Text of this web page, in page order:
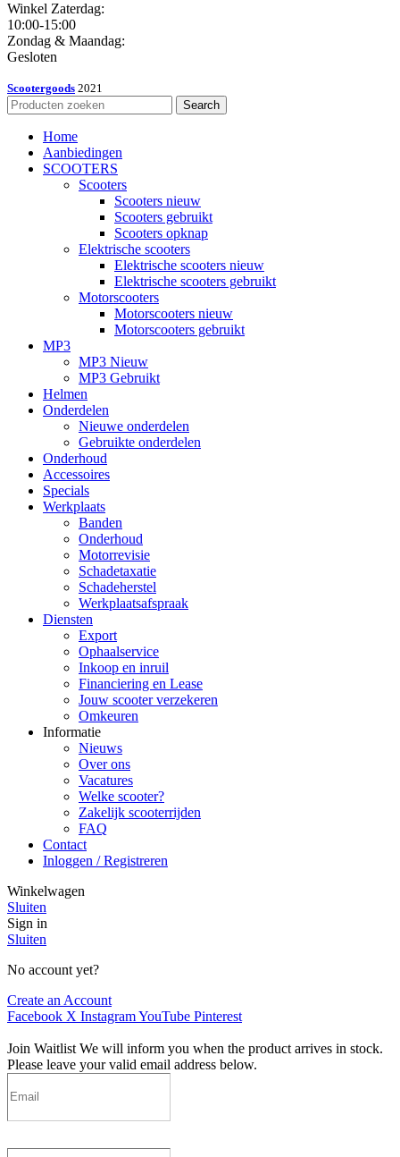
Winkel Zaterdag:
10:00-15:00
Zondag & Maandag:
Gesloten
Scootergoods 2021
Search
Home
Aanbiedingen
SCOOTERS
Scooters
Scooters nieuw
Scooters gebruikt
Scooters opknap
Elektrische scooters
Elektrische scooters nieuw
Elektrische scooters gebruikt
Motorscooters
Motorscooters nieuw
Motorscooters gebruikt
MP3
MP3 Nieuw
MP3 Gebruikt
Helmen
Onderdelen
Nieuwe onderdelen
Gebruikte onderdelen
Onderhoud
Accessoires
Specials
Werkplaats
Banden
Onderhoud
Motorrevisie
Schadetaxatie
Schadeherstel
Werkplaatsafspraak
Diensten
Export
Ophaalservice
Inkoop en inruil
Financiering en Lease
Jouw scooter verzekeren
Omkeuren
Informatie
Nieuws
Over ons
Vacatures
Welke scooter?
Zakelijk scooterrijden
FAQ
Contact
Inloggen / Registreren
Winkelwagen
Sluiten
Sign in
Sluiten
No account yet?
Create an Account
Facebook X InstagramYouTube Pinterest
Join Waitlist We will inform you when the product arrives in stock.
Please leave your valid email address below.